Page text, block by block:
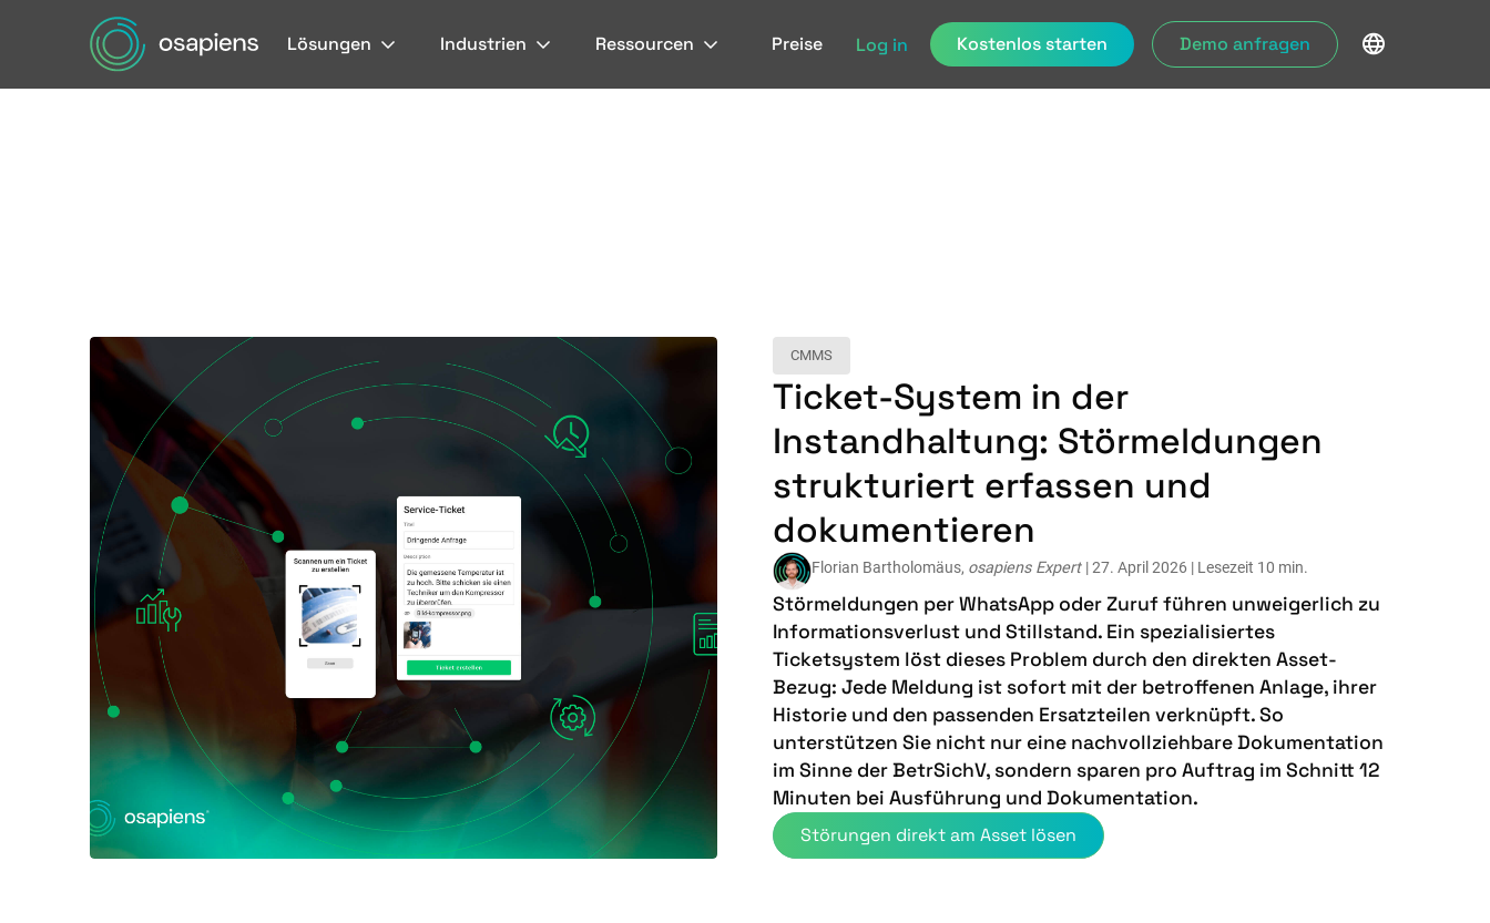
Lösungen Industrien Ressourcen Preise Log in Kostenlos starten Demo anfragen
CMMS
Ticket-System in der
Instandhaltung: Störmeldungen
strukturiert erfassen und
dokumentieren
Florian Bartholomäus, osapiens Expert | 27. April 2026 | Lesezeit 10 min.
Störmeldungen per WhatsApp oder Zuruf führen unweigerlich zu
Informationsverlust und Stillstand. Ein spezialisiertes
Ticketsystem löst dieses Problem durch den direkten Asset-
Bezug: Jede Meldung ist sofort mit der betroffenen Anlage, ihrer
Historie und den passenden Ersatzteilen verknüpft. So
unterstützen Sie nicht nur eine nachvollziehbare Dokumentation
im Sinne der BetrSichV, sondern sparen pro Auftrag im Schnitt 12
Minuten bei Ausführung und Dokumentation.
Störungen direkt am Asset lösen